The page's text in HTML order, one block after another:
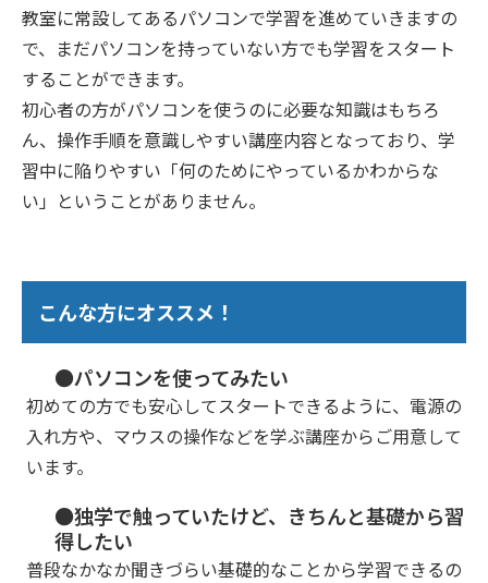
教室に常設してあるパソコンで学習を進めていきますの
で、まだパソコンを持っていない方でも学習をスタート
することができます。
初心者の方がパソコンを使うのに必要な知識はもちろ
ん、操作手順を意識しやすい講座内容となっており、学
習中に陥りやすい「何のためにやっているかわからな
い」ということがありません。
こんな方にオススメ！
●パソコンを使ってみたい
初めての方でも安心してスタートできるように、電源の
入れ方や、マウスの操作などを学ぶ講座からご用意して
います。
●独学で触っていたけど、きちんと基礎から習
得したい
普段なかなか聞きづらい基礎的なことから学習できるの